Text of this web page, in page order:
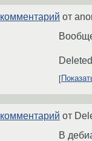
комментарий от
Deleted
комментарий от
В